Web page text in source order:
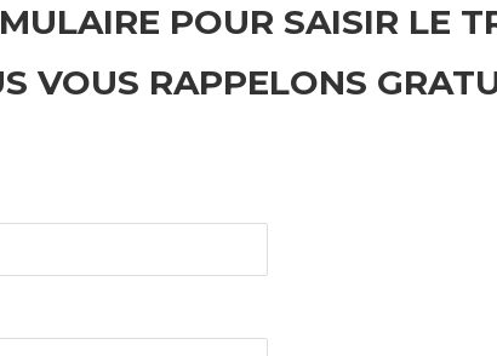
POUR SAISIR LE
VOUS RAPPELONS